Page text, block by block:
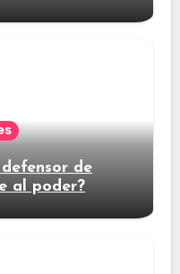
de
al poder?